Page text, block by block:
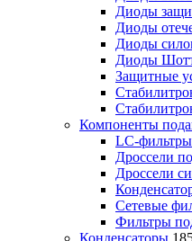
Диоды
Диоды
Диоды
Диоды
Защитные
Компоненты
LC-фильтры
Дроссели
Дроссели
Сетевые
Фильтры
Конденсаторы